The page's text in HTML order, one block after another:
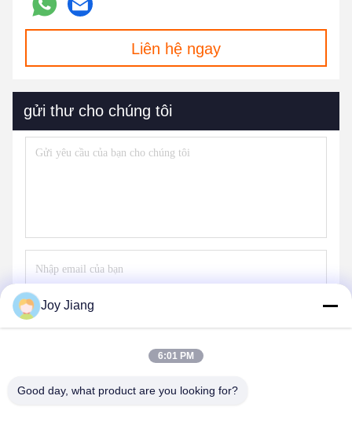
Liên hệ ngay
gửi thư cho chúng tôi
Joy Jiang
6:01 PM
Good day, what product are you looking for?